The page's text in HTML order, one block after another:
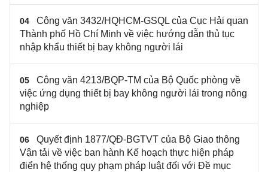
04
Công văn 3432/HQHCM-GSQL của Cục Hải quan
Thành phố Hồ Chí Minh về việc hướng dẫn thủ tục
nhập khẩu thiết bị bay không người lái
05
Công văn 4213/BQP-TM của Bộ Quốc phòng về
việc ứng dụng thiết bị bay không người lái trong nông
nghiệp
06
Quyết định 1877/QĐ-BGTVT của Bộ Giao thông
Vận tải về việc ban hành Kế hoạch thực hiện pháp
điển hệ thống quy phạm pháp luật đối với Đề mục